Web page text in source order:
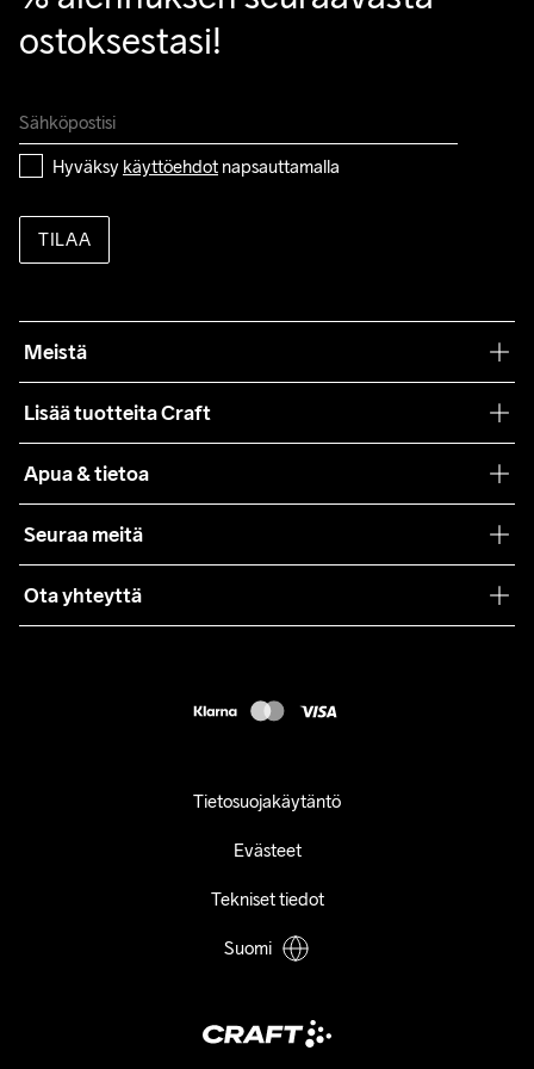
ostoksestasi!
Hyväksy käyttöehdot napsauttamalla
TILAA
Meistä
Lisää tuotteita Craft
Yhteistyöt
Lehdistö
Apua & tietoa
Käyttöehdot
Asiakaspalvelu
Seuraa meitä
Ota yhteyttä
Tietosuojakäytäntö
Evästeet
Tekniset tiedot
Suomi